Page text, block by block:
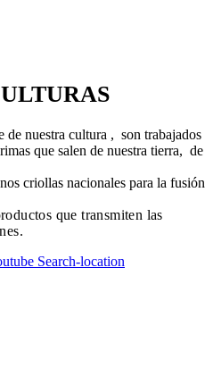
de nuestra cultura , son trabajados
que salen de nuestra tierra, de
criollas nacionales para la fusión
que transmiten las
Search-location